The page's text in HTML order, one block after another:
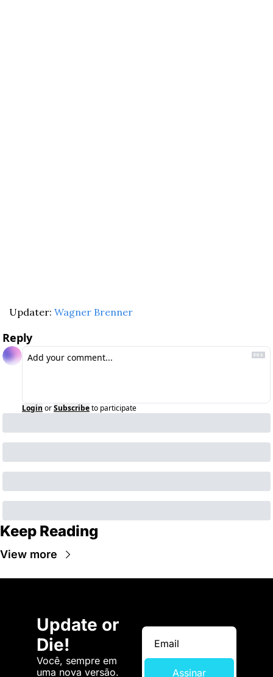
Updater: Wagner Brenner
Reply
Login orSubscribeto participate
Keep Reading
View more
Update or
Die!
Você, sempre em
uma nova versão.
Assinar